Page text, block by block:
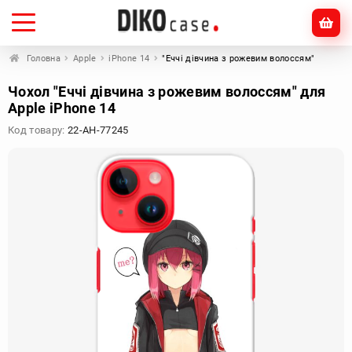
Головна Apple iPhone 14 "Еччі дівчина з рожевим волоссям"
Чохол "Еччі дівчина з рожевим волоссям" для
Apple iPhone 14
Код товару: 22-AH-77245